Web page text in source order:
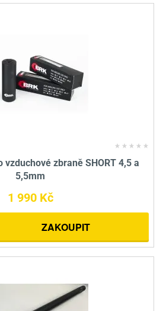
vzduchové zbraně SHORT 4,5 a
5,5mm
1 990 Kč
ZAKOUPIT